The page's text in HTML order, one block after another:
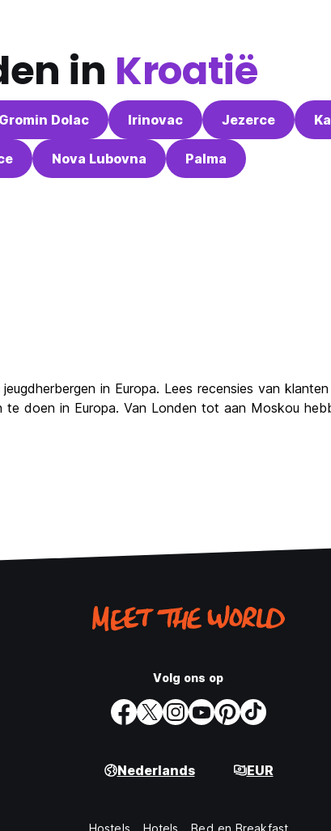
in Kroatië
Gromin Dolac Irinovac Jezerce
Nova Lubovna Palma
in Europa. Lees recensies van
doen in Europa. Van Londen tot aan Moskou
Volg ons op
Nederlands EUR
Hostels Hotels Bed en Breakfast